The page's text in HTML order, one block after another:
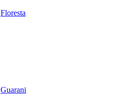
Floresta
Guarani